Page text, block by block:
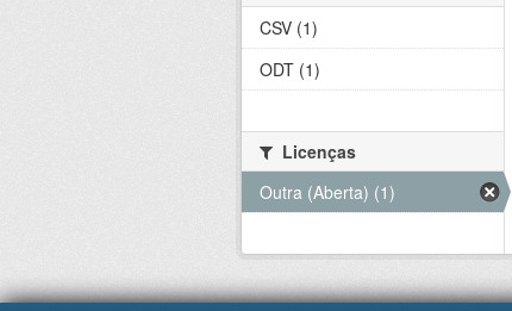
CSV (1)
ODT (1)
Licenças
Outra (Aberta) (1)